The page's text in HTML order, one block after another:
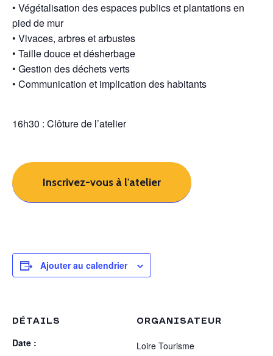
• Végétalisation des espaces publics et plantations en
pied de mur
• Vivaces, arbres et arbustes
• Taille douce et désherbage
• Gestion des déchets verts
• Communication et implication des habitants
16h30 : Clôture de l’atelier
Inscrivez-vous à l'atelier
Ajouter au calendrier
DÉTAILS
Date :
ORGANISATEUR
Loire Tourisme